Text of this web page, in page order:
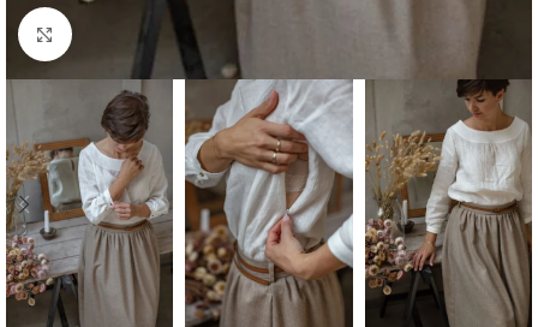
Click to enlarge